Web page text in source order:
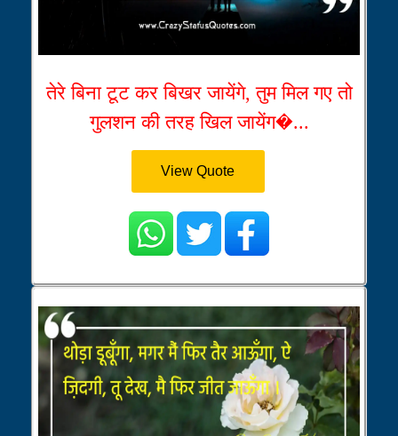
तेरे बिना टूट कर बिखर जायेंगे, तुम मिल गए तो
गुलशन की तरह खिल जायेंग�...
View Quote